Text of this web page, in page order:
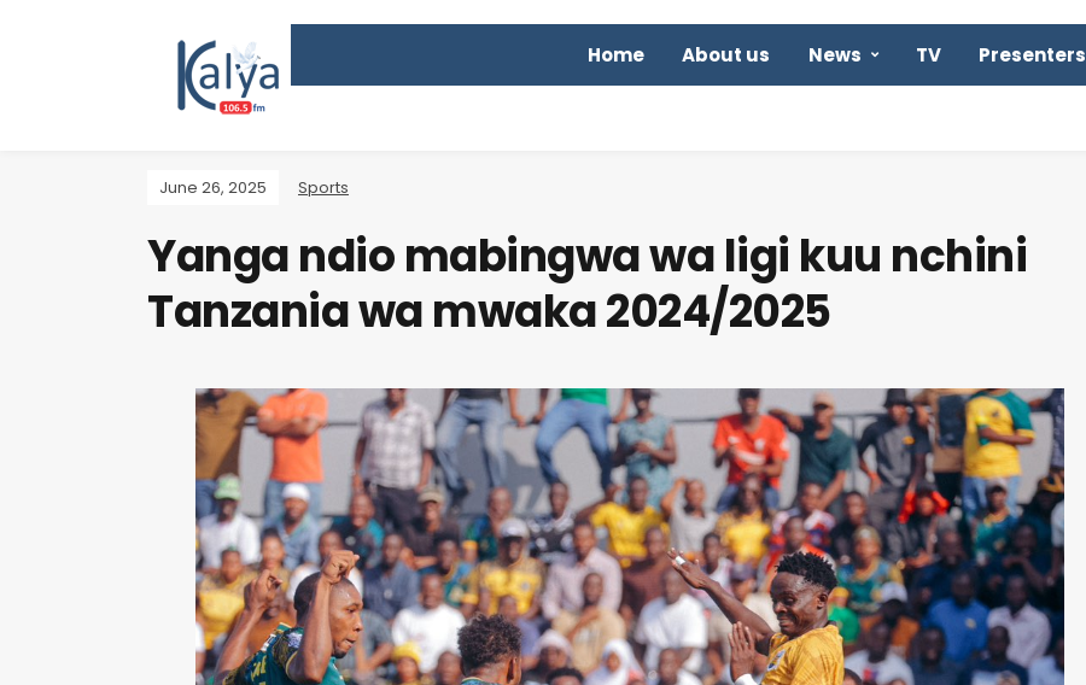
Home About us News TV Presenters
June 26, 2025 Sports
Yanga ndio mabingwa wa ligi kuu nchini
Tanzania wa mwaka 2024/2025